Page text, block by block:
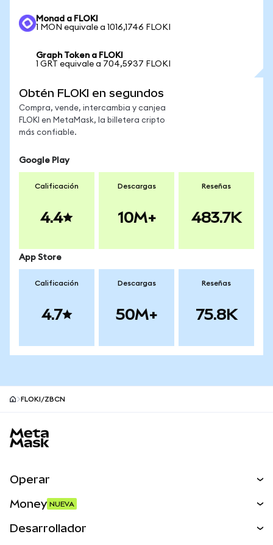
Monad a FLOKI
1 MON equivale a 1016,1746 FLOKI
Graph Token a FLOKI
1 GRT equivale a 704,5937 FLOKI
Obtén FLOKI en segundos
Compra, vende, intercambia y canjea
FLOKI en MetaMask, la billetera cripto
más confiable.
Google Play
Calificación
4.4
Descargas
10M+
Reseñas
483.7K
App Store
Calificación
4.7
Descargas
50M+
Reseñas
75.8K
FLOKI/ZBCN
Operar
Money NUEVA
Desarrollador